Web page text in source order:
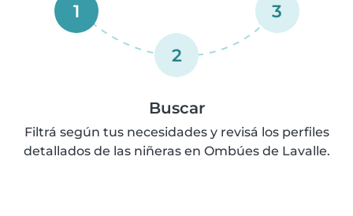
1
2
3
Buscar
Filtrá según tus necesidades y revisá los perfiles
detallados de las niñeras en Ombúes de Lavalle.